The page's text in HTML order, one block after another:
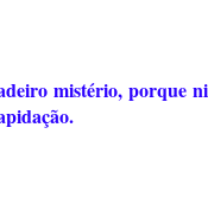
mistério, porque